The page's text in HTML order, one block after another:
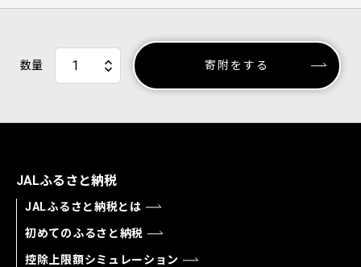
数量 寄附をする
JALふるさと納税
JALふるさと納税とは
初めてのふるさと納税
控除上限額シミュレーション